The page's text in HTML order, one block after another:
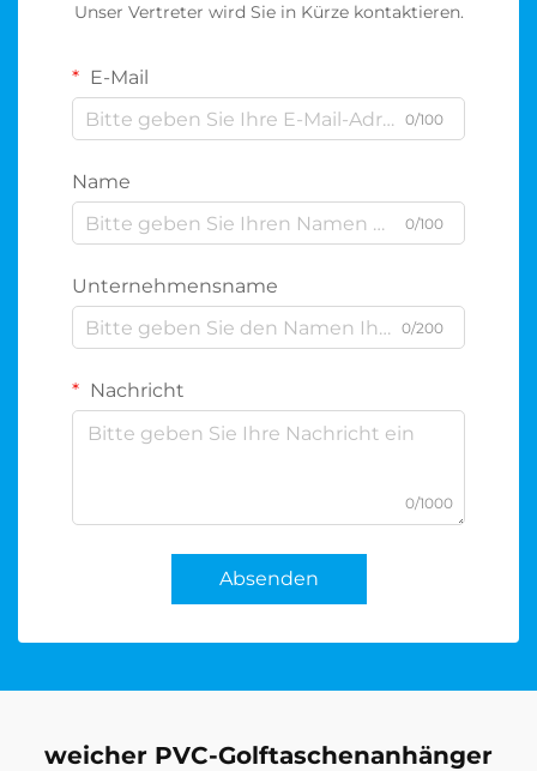
Unser Vertreter wird Sie in Kürze kontaktieren.
E-Mail
0/100
Name
0/100
Unternehmensname
0/200
Nachricht
0/1000
Absenden
weicher PVC-Golftaschenanhänger